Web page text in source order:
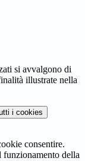
si avvalgono di
illustrate nella
i cookies
consentire.
funzionamento della